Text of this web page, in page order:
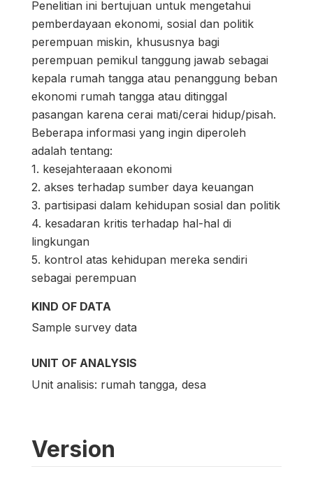
Penelitian ini bertujuan untuk mengetahui
pemberdayaan ekonomi, sosial dan politik
perempuan miskin, khususnya bagi
perempuan pemikul tanggung jawab sebagai
kepala rumah tangga atau penanggung beban
ekonomi rumah tangga atau ditinggal
pasangan karena cerai mati/cerai hidup/pisah.
Beberapa informasi yang ingin diperoleh
adalah tentang:
1. kesejahteraaan ekonomi
2. akses terhadap sumber daya keuangan
3. partisipasi dalam kehidupan sosial dan politik
4. kesadaran kritis terhadap hal-hal di
lingkungan
5. kontrol atas kehidupan mereka sendiri
sebagai perempuan
KIND OF DATA
Sample survey data
UNIT OF ANALYSIS
Unit analisis: rumah tangga, desa
Version